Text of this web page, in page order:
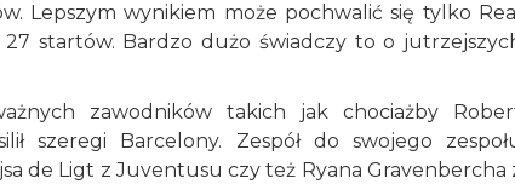
Lepszym wynikiem może pochwalić się tylko Real
startów. Bardzo dużo świadczy to o
zawodników takich jak chociażby
szeregi Barcelony. Zespół do swojego
de Ligt z Juventusu czy też Ryana Gravenbercha